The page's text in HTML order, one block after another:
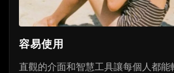
容易使用
直觀的介面和智慧工具讓每個人都能